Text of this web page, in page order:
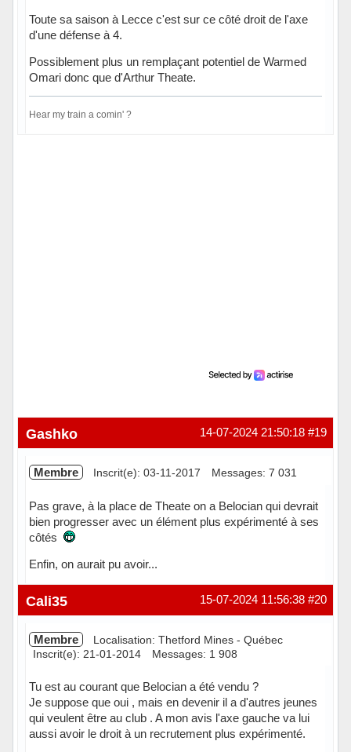
Toute sa saison à Lecce c'est sur ce côté droit de l'axe
d'une défense à 4.
Possiblement plus un remplaçant potentiel de Warmed
Omari donc que d'Arthur Theate.
Hear my train a comin' ?
#19
14-07-2024 21:50:18
Gashko
Membre Inscrit(e): 03-11-2017 Messages: 7 031
Pas grave, à la place de Theate on a Belocian qui devrait
bien progresser avec un élément plus expérimenté à ses
côtés
Enfin, on aurait pu avoir...
Hors ligne #20
15-07-2024 11:56:38
Cali35
Membre
Localisation: Thetford Mines - Québec
Inscrit(e): 21-01-2014
Messages: 1 908
Tu est au courant que Belocian a été vendu ?
Je suppose que oui , mais en devenir il a d'autres jeunes
qui veulent être au club . A mon avis l'axe gauche va lui
aussi avoir le droit à un recrutement plus expérimenté.